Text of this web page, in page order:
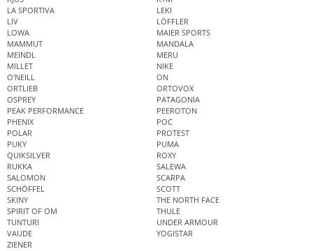
LA SPORTIVA
LEKI
LIV
LÖFFLER
LOWA
MAIER SPORTS
MAMMUT
MANDALA
MEINDL
MERU
MILLET
NIKE
O'NEILL
ON
ORTLIEB
ORTOVOX
OSPREY
PATAGONIA
PEAK PERFORMANCE
PEEROTON
PHENIX
POC
POLAR
PROTEST
PUKY
PUMA
QUIKSILVER
ROXY
RUKKA
SALEWA
SALOMON
SCARPA
SCHÖFFEL
SCOTT
SKINY
THE NORTH FACE
SPIRIT OF OM
THULE
TUNTURI
UNDER ARMOUR
VAUDE
YOGISTAR
ZIENER